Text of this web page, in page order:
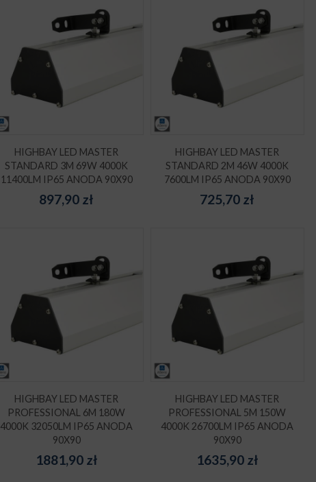
HIGHBAY LED MASTER
STANDARD 3M 69W 4000K
11400LM IP65 ANODA 90X90
897,90 zł
HIGHBAY LED MASTER
STANDARD 2M 46W 4000K
7600LM IP65 ANODA 90X90
725,70 zł
HIGHBAY LED MASTER
PROFESSIONAL 6M 180W
4000K 32050LM IP65 ANODA
90X90
1881,90zł
HIGHBAY LED MASTER
PROFESSIONAL 5M 150W
4000K 26700LM IP65 ANODA
90X90
1635,90zł